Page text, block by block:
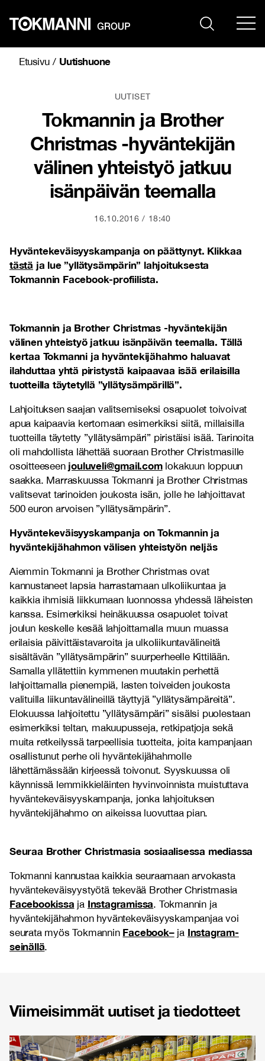
sisältöön
Etusivu/ Uutishuone
UUTISET
Tokmannin ja Brother
Christmas -hyväntekijän
välinen yhteistyö jatkuu
isänpäivän teemalla
16.10.2016 18:40
Hyväntekeväisyyskampanja on päättynyt. Klikkaa
tästä ja lue ”yllätysämpärin” lahjoituksesta
Tokmannin Facebook-profiilista.
Tokmannin ja Brother Christmas -hyväntekijän
välinen yhteistyö jatkuu isänpäivän teemalla. Tällä
kertaa Tokmanni ja hyväntekijähahmo haluavat
ilahduttaa yhtä piristystä kaipaavaa isää erilaisilla
tuotteilla täytetyllä ”yllätysämpärillä”.
Lahjoituksen saajan valitsemiseksi osapuolet toivoivat
apua kaipaavia kertomaan esimerkiksi siitä, millaisilla
tuotteilla täytetty ”yllätysämpäri” piristäisi isää. Tarinoita
oli mahdollista lähettää suoraan Brother Christmasille
osoitteeseen jouluveli@gmail.comlokakuun loppuun
saakka. Marraskuussa Tokmanni ja Brother Christmas
valitsevat tarinoiden joukosta isän, jolle he lahjoittavat
500 euron arvoisen ”yllätysämpärin”.
Hyväntekeväisyyskampanja on Tokmannin ja
hyväntekijähahmon välisen yhteistyön neljäs
Aiemmin Tokmanni ja Brother Christmas ovat
kannustaneet lapsia harrastamaan ulkoliikuntaa ja
kaikkia ihmisiä liikkumaan luonnossa yhdessä läheisten
kanssa. Esimerkiksi heinäkuussa osapuolet toivat
joulun keskelle kesää lahjoittamalla muun muassa
erilaisia päivittäistavaroita ja ulkoliikuntavälineitä
sisältävän ”yllätysämpärin” suurperheelle Kittilään.
Samalla yllätettiin kymmenen muutakin perhettä
lahjoittamalla pienempiä, lasten toiveiden joukosta
valituilla liikuntavälineillä täyttyjä ”yllätysämpäreitä”.
Elokuussa lahjoitettu ”yllätysämpäri” sisälsi puolestaan
esimerkiksi teltan, makuupusseja, retkipatjoja sekä
muita retkeilyssä tarpeellisia tuotteita, joita kampanjaan
osallistunut perhe oli hyväntekijähahmolle
lähettämässään kirjeessä toivonut. Syyskuussa oli
käynnissä lemmikkieläinten hyvinvoinnista muistuttava
hyväntekeväisyyskampanja, jonka lahjoituksen
hyväntekijähahmo on aikeissa luovuttaa pian.
Seuraa Brother Christmasia sosiaalisessa mediassa
Tokmanni kannustaa kaikkia seuraamaan arvokasta
hyväntekeväisyystyötä tekevää Brother Christmasia
Facebookissa ja Instagramissa. Tokmannin ja
hyväntekijähahmon hyväntekeväisyyskampanjaa voi
seurata myös Tokmannin Facebook–ja Instagram-
seinällä.
Viimeisimmät uutiset ja tiedotteet